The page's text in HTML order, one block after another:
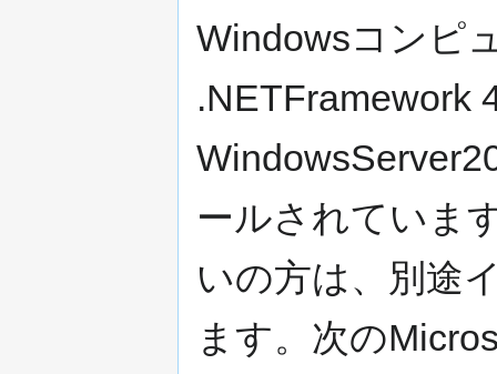
Windowsコンピ
.NETFramework
ールされていま
いの方は、別途
ます。次の